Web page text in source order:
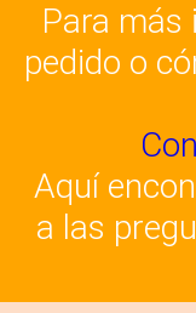
Para más
pedido o
Aquí
a las